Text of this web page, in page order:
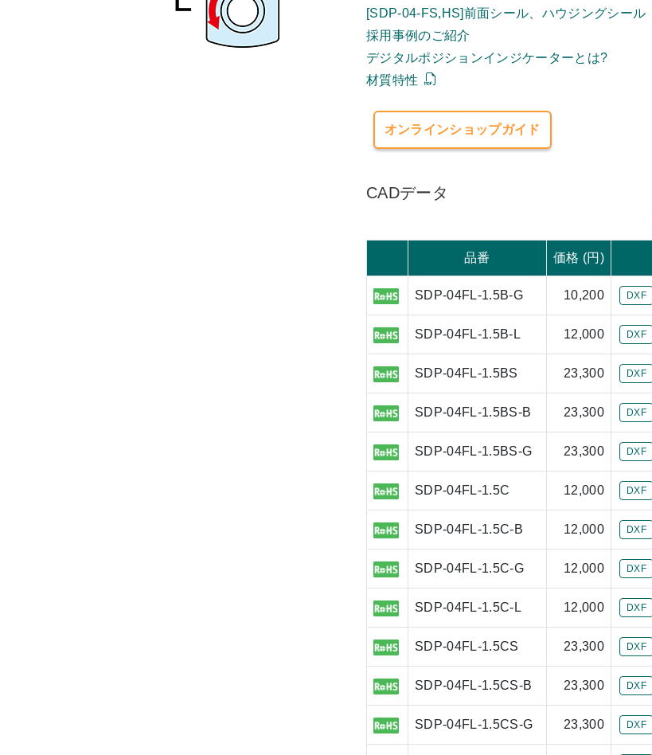
[SDP-04-FS,HS]前面シール、ハウジングシール
採用事例のご紹介
デジタルポジションインジケーターとは?
材質特性
オンラインショップガイド
CADデータ
品番 価格 (円)
SDP-04FL-1.5B-G 10,200 DXF
SDP-04FL-1.5B-L 12,000 DXF
SDP-04FL-1.5BS 23,300 DXF
SDP-04FL-1.5BS-B 23,300 DXF
SDP-04FL-1.5BS-G 23,300 DXF
SDP-04FL-1.5C 12,000 DXF
SDP-04FL-1.5C-B 12,000 DXF
SDP-04FL-1.5C-G 12,000 DXF
SDP-04FL-1.5C-L 12,000 DXF
SDP-04FL-1.5CS 23,300 DXF
SDP-04FL-1.5CS-B 23,300 DXF
SDP-04FL-1.5CS-G 23,300 DXF